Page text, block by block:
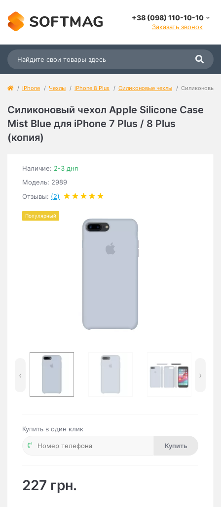
+38 (098) 110-10-10
Заказать звонок
iPhone Чехлы iPhone 8 Plus Силиконовые чехлы Силиконовый
Силиконовый чехол Apple Silicone Case
Mist Blue для iPhone 7 Plus / 8 Plus
(копия)
Наличие: 2-3 дня
Модель: 2989
Отзывы: (2)
Популярный
‹ ›
Купить в один клик
Купить
227 грн.